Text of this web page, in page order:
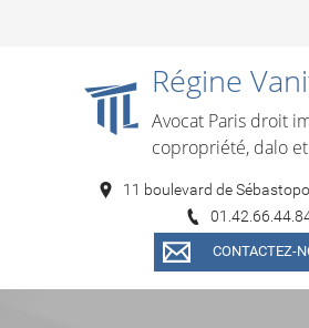
Régine
Avocat Paris droit
copropriété, dalo
11 boulevard de
CONTACTEZ-